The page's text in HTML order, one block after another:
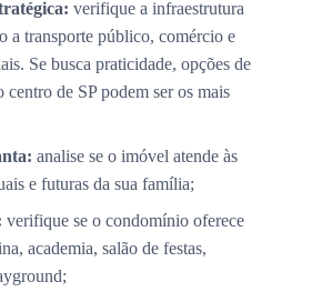
verifique a infraestrutura
a transporte público, comércio e
Se busca praticidade, opções de
centro de SP podem ser os mais
analise se o imóvel atende às
e futuras da sua família;
verifique se o condomínio oferece
academia, salão de festas,